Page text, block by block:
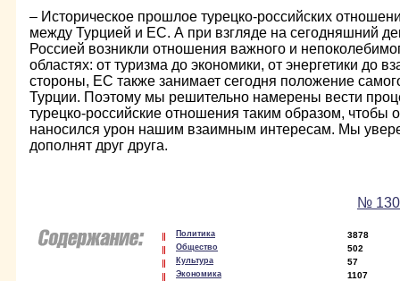
– Историческое прошлое турецко-российских
между Турцией и ЕС. А при взгляде на сегодняшний
Россией возникли отношения важного и
областях: от туризма до экономики, от энергетики до
стороны, ЕС также занимает сегодня положение
Турции. Поэтому мы решительно намерены вести
турецко-российские отношения таким образом, чтобы
наносился урон нашим взаимным интересам. Мы
дополнят друг друга.
№
Политика 3878
Общество 502
Культура 57
Экономика 1107